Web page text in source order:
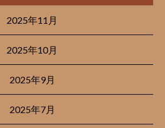
2025年11月
2025年10月
2025年9月
2025年7月